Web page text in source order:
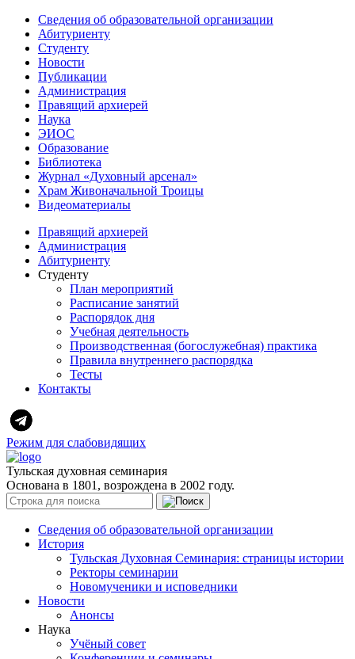
Сведения об образовательной организации
Абитуриенту
Студенту
Новости
Публикации
Администрация
Правящий архиерей
Наука
ЭИОС
Образование
Библиотека
Журнал «Духовный арсенал»
Храм Живоначальной Троицы
Видеоматериалы
Правящий архиерей
Администрация
Абитуриенту
Студенту
План мероприятий
Расписание занятий
Распорядок дня
Учебная деятельность
Производственная (богослужебная) практика
Правила внутреннего распорядка
Тесты
Контакты
Режим для слабовидящих
Тульская духовная семинария
Основана в 1801, возрождена в 2002 году.
Сведения об образовательной организации
История
Тульская Духовная Семинария: страницы истории
Ректоры семинарии
Новомученики и исповедники
Новости
Анонсы
Наука
Учёный совет